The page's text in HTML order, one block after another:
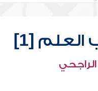
[1]